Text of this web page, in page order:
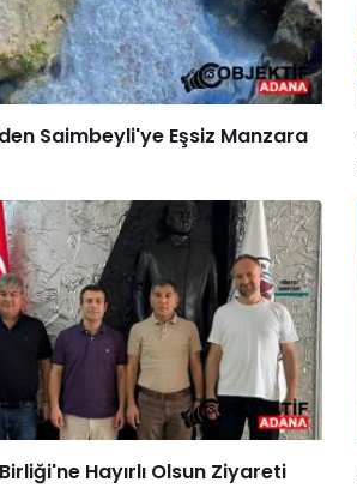
Saimbeyli'ye Eşsiz Manzara
Hayırlı Olsun Ziyareti